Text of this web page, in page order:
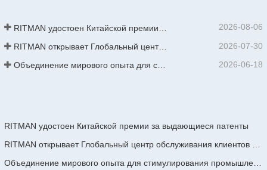
2026-08-06
RITMAN открывает Глобальный центр обслуживания клиентов для повышения уровня поддержки полного жизненного цикла для клиентов по всему миру 2026-07-30
Объединение мирового опыта для стимулирования промышленного обновления | Первый международный тренинг по высокотехнологичному непрерывному цинкованию GalvInfo China успешно завершен 2026-06-18
RITMAN удостоен Китайской премии за выдающиеся патенты
Объединение мирового опыта для стимулирования промышленного обновления | Первый международный тренинг по высокотехнологичному непрерывному цинкованию GalvInfo China успешно завершен